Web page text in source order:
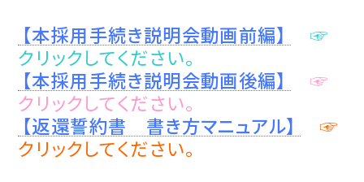
【本採用手続き説明会動画前編】
☞
クリックしてください。
【本採用手続き説明会動画後編】
☞
クリックしてください。
【返還誓約書 書き方マニュアル】
☞
クリックしてください。